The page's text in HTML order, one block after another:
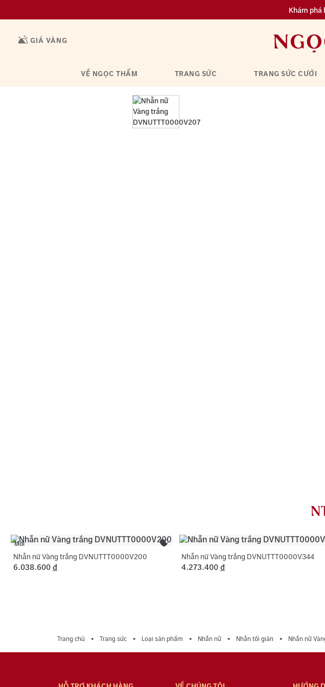
Khám phá
Đa dạng lựa
GIÁ VÀNG
VỀ NGỌC THẨM TRANG SỨC TRANG SỨC CƯỚI
Mới
Nhẫn nữ Vàng trắng DVNUTTT0000V200
6.038.600 đ
Nhẫn nữ Vàng trắng DVNUTTT0000V344
4.273.400 đ
Trang chủ Trang sức Loại sản phẩm Nhẫn nữ Nhẫn tối giản Nhẫn nữ